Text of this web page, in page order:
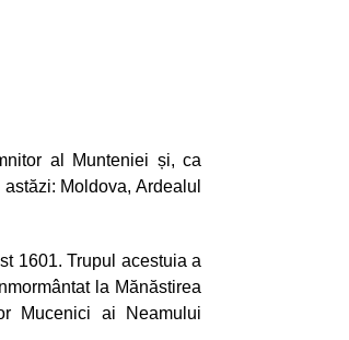
al Munteniei și, ca
Moldova, Ardealul
1601. Trupul acestuia a
la Mănăstirea
Mucenici ai Neamului